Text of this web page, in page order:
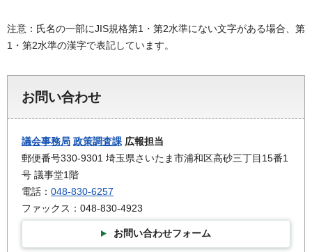
注意：氏名の一部にJIS規格第1・第2水準にない文字がある場合、第
1・第2水準の漢字で表記しています。
お問い合わせ
議会事務局 政策調査課 広報担当
郵便番号330-9301 埼玉県さいたま市浦和区高砂三丁目15番1
号 議事堂1階
電話： 048-830-6257
ファックス：048-830-4923
お問い合わせフォーム